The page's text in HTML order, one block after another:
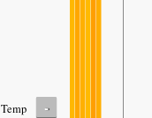
Temp -